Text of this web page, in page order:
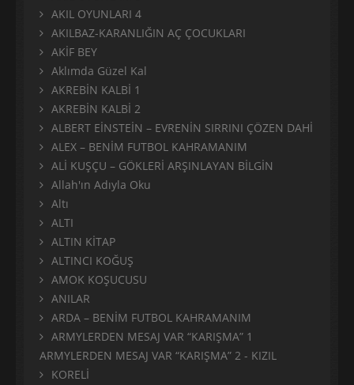
AKIL OYUNLARI 4
AKILBAZ-KARANLIĞIN AÇ ÇOCUKLARI
AKİF BEY
Aklımda Güzel Kal
AKREBİN KALBİ 1
AKREBİN KALBİ 2
ALBERT EİNSTEİN – EVRENİN SIRRINI ÇÖZEN DAHİ
ALEX – BENİM FUTBOL KAHRAMANIM
ALİ KUŞÇU – GÖKLERİ ARŞINLAYAN BİLGİN
Allah'ın Adıyla Oku
Altı
ALTI
ALTIN KİTAP
ALTINCI KOĞUŞ
AMOK KOŞUCUSU
ANILAR
ARDA – BENİM FUTBOL KAHRAMANIM
ARMYLERDEN MESAJ VAR “KARIŞMA” 1
ARMYLERDEN MESAJ VAR “KARIŞMA” 2 - KIZIL
KORELİ